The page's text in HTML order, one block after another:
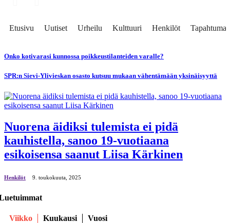
Etusivu Uutiset Urheilu Kulttuuri Henkilöt Tapahtumat
Onko kotivarasi kunnossa poikkeustilanteiden varalle?
SPR:n Sievi-Ylivieskan osasto kutsuu mukaan vähentämään yksinäisyyttä
Nuorena äidiksi tulemista ei pidä
kauhistella, sanoo 19-vuotiaana
esikoisensa saanut Liisa Kärkinen
Henkilöt 9. toukokuuta, 2025
Viikko Kuukausi Vuosi